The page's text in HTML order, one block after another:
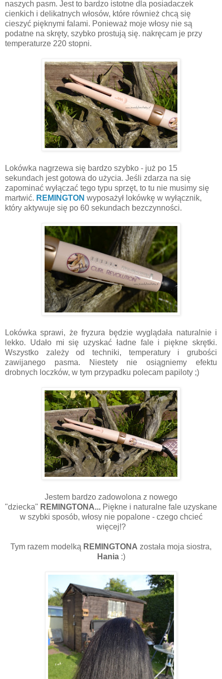
naszych pasm. Jest to bardzo istotne dla posiadaczek
cienkich i delikatnych włosów, które również chcą się
cieszyć pięknymi falami. Ponieważ moje włosy nie są
podatne na skręty, szybko prostują się. nakręcam je przy
temperaturze 220 stopni.
Lokówka nagrzewa się bardzo szybko - już po 15
sekundach jest gotowa do użycia. Jeśli zdarza na się
zapominać wyłączać tego typu sprzęt, to tu nie musimy się
martwić. REMINGTON wyposażył lokówkę w wyłącznik,
który aktywuje się po 60 sekundach bezczynności.
Lokówka sprawi, że fryzura będzie wyglądała naturalnie i
lekko. Udało mi się uzyskać ładne fale i piękne skrętki.
Wszystko zależy od techniki, temperatury i grubości
zawijanego pasma. Niestety nie osiągniemy efektu
drobnych loczków, w tym przypadku polecam papiloty ;)
Jestem bardzo zadowolona z nowego
"dziecka" REMINGTONA... Piękne i naturalne fale uzyskane
w szybki sposób, włosy nie popalone - czego chcieć
więcej!?
Tym razem modelką REMINGTONA została moja siostra,
Hania:)